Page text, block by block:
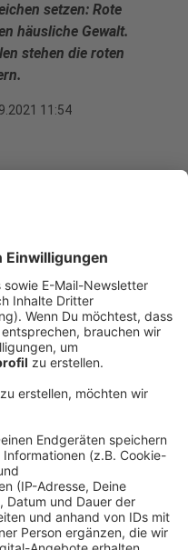
setzen: Rote
häusliche Gewalt.
stehen die roten
11:54
Sybille Großmann,
Stadt Ahaus, ein
und häusliche Gewalt
der Aktivitäten
des Runden
im Kreis Borken –
sollen die roten Bänke
dass es Wege aus
sind an den
denen wichtige
landesweiten